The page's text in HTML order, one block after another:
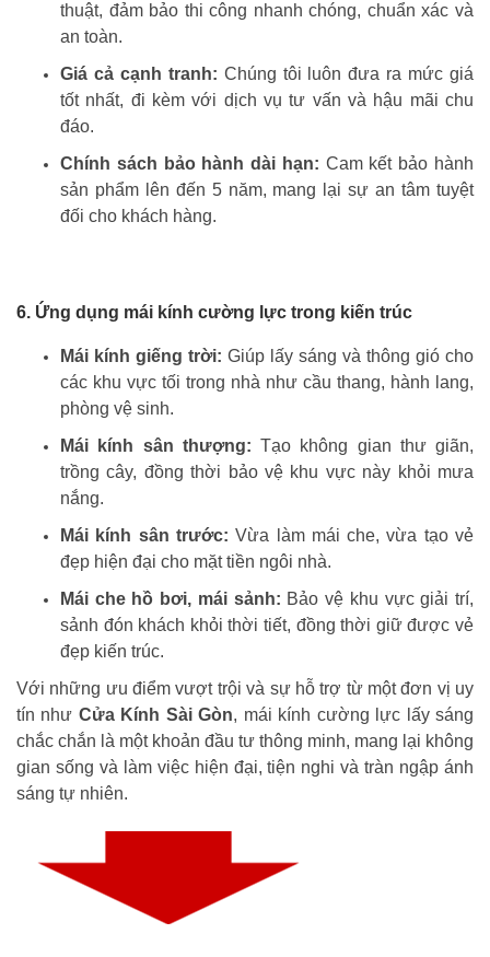
thuật, đảm bảo thi công nhanh chóng, chuẩn xác và
an toàn.
Giá cả cạnh tranh: Chúng tôi luôn đưa ra mức giá
tốt nhất, đi kèm với dịch vụ tư vấn và hậu mãi chu
đáo.
Chính sách bảo hành dài hạn: Cam kết bảo hành
sản phẩm lên đến 5 năm, mang lại sự an tâm tuyệt
đối cho khách hàng.
6. Ứng dụng mái kính cường lực trong kiến trúc
Mái kính giếng trời: Giúp lấy sáng và thông gió cho
các khu vực tối trong nhà như cầu thang, hành lang,
phòng vệ sinh.
Mái kính sân thượng: Tạo không gian thư giãn,
trồng cây, đồng thời bảo vệ khu vực này khỏi mưa
nắng.
Mái kính sân trước: Vừa làm mái che, vừa tạo vẻ
đẹp hiện đại cho mặt tiền ngôi nhà.
Mái che hồ bơi, mái sảnh: Bảo vệ khu vực giải trí,
sảnh đón khách khỏi thời tiết, đồng thời giữ được vẻ
đẹp kiến trúc.
Với những ưu điểm vượt trội và sự hỗ trợ từ một đơn vị uy
tín như Cửa Kính Sài Gòn, mái kính cường lực lấy sáng
chắc chắn là một khoản đầu tư thông minh, mang lại không
gian sống và làm việc hiện đại, tiện nghi và tràn ngập ánh
sáng tự nhiên.